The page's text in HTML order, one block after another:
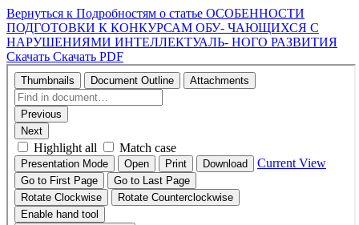
Вернуться к Подробностям о статье ОСОБЕННОСТИ
ПОДГОТОВКИ К КОНКУРСАМ ОБУ- ЧАЮЩИХСЯ С
НАРУШЕНИЯМИ ИНТЕЛЛЕКТУАЛЬ- НОГО РАЗВИТИЯ
Скачать Скачать PDF